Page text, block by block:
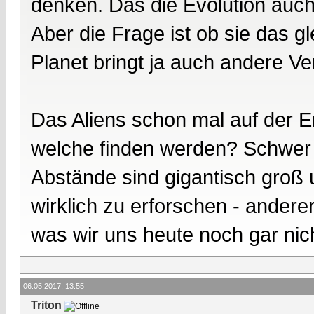
Aber die Frage ist ob sie das
Planet bringt ja auch andere
Das Aliens schon mal auf der
welche finden werden?
Abstände sind gigantisch
wirklich zu erforschen -
was wir uns heute noch gar
06.05.2017, 13:55
Triton